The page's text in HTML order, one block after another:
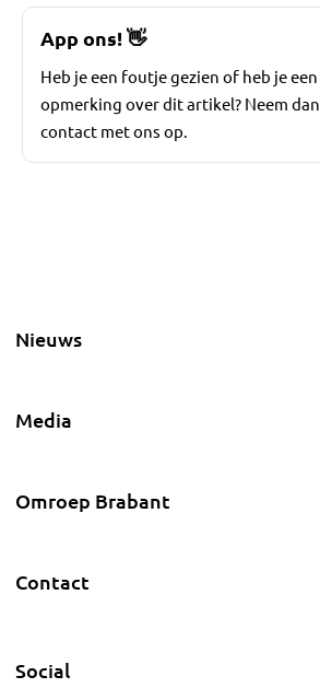
App ons!👋
Heb je een foutje gezien of heb je een
opmerking over dit artikel? Neem dan
contact met ons op.
Nieuws
Media
Omroep Brabant
Contact
Social